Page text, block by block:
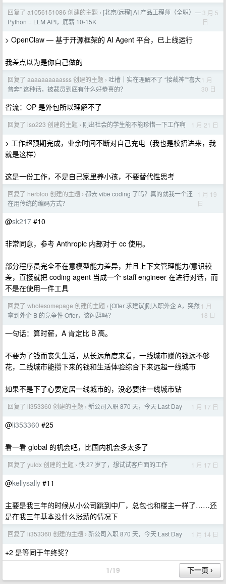
回复了 a1056151086 创建的主题 › [北京/远程] AI 产品工程师（全职）—
Python + LLM API，底薪 10-15K
3 月 5
日
> OpenClaw — 基于开源框架的 AI Agent 平台，已上线运行
我差点以为是你自己做的
回复了 aaaaaaaaaasss 创建的主题 › 吐槽｜实在理解不了 “接裁神”“喜大
普奔” 这种话，被裁员到底有什么好恭喜的？
1 月
30 日
省流：OP 是外包所以理解不了
回复了 iso223 创建的主题 › 刚出社会的学生能不能珍惜一下工作啊 1 月 21 日
> 工作超预期完成，业余时间不断对自己充电（我也是校招进来，我
就是这样）
这是一份工作，不是自己家里养小孩，不要替代性思考
回复了 herbloo 创建的主题 › 都去 vibe coding 了吗？真的就我一个还
在用传统的编码方式？
1 月 19
日
@sk217 #10
非常同意，参考 Anthropic 内部对于 cc 使用。
部分程序员完全不在意模型能力差异，并且上下文管理能力/意识较
差，直接就把 coding agent 当成一个 staff engineer 在进行对话，而
不是在使用一件工具
回复了 wholesomepage 创建的主题 › [Offer 求建议]刚入职外企 A，突然
拿到外企 B 的竞争性 Offer，该闪辞吗？
1 月
18 日
一句话：算时薪，A 肯定比 B 高。
不要为了钱而丧失生活，从长远角度来看，一线城市赚的钱远不够
花，二线城市能攒下来的钱和生活体验综合下来远超一线城市
如果不是下了心要定居一线城市的，没必要往一线城市钻
回复了 li353360 创建的主题 › 新公司入职 870 天，今天 Last Day 1 月 17 日
@li353360 #25
看一看 global 的机会吧，比国内机会多太多了
回复了 yuldx 创建的主题 › 快 27 岁了，想试试客户面的工作 1 月 17 日
@kellysally #11
主要是我三年的时候从小公司跳到中厂，总包也和楼主一样了……还
是在我三年基本没什么涨薪的情况下
回复了 li353360 创建的主题 › 新公司入职 870 天，今天 Last Day 1 月 14 日
+2 是等同于年终奖？
1/19